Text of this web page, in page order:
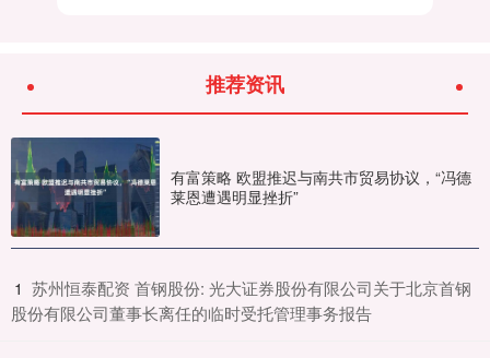
推荐资讯
有富策略 欧盟推迟与南共市贸易协议，“冯德
莱恩遭遇明显挫折”
1 ​苏州恒泰配资 首钢股份: 光大证券股份有限公司关于北京首钢
股份有限公司董事长离任的临时受托管理事务报告